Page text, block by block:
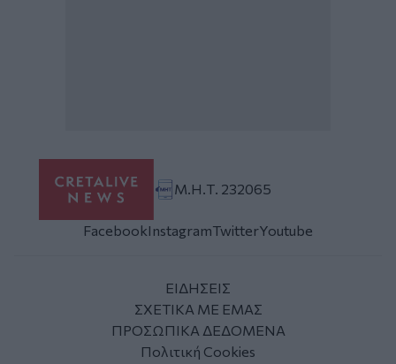
Μ.Η.Τ. 232065
FacebookInstagramTwitterYoutube
ΕΙΔΗΣΕΙΣ
ΣΧΕΤΙΚΑ ΜΕ ΕΜΑΣ
ΠΡΟΣΩΠΙΚΑ ΔΕΔΟΜΕΝΑ
Πολιτική Cookies